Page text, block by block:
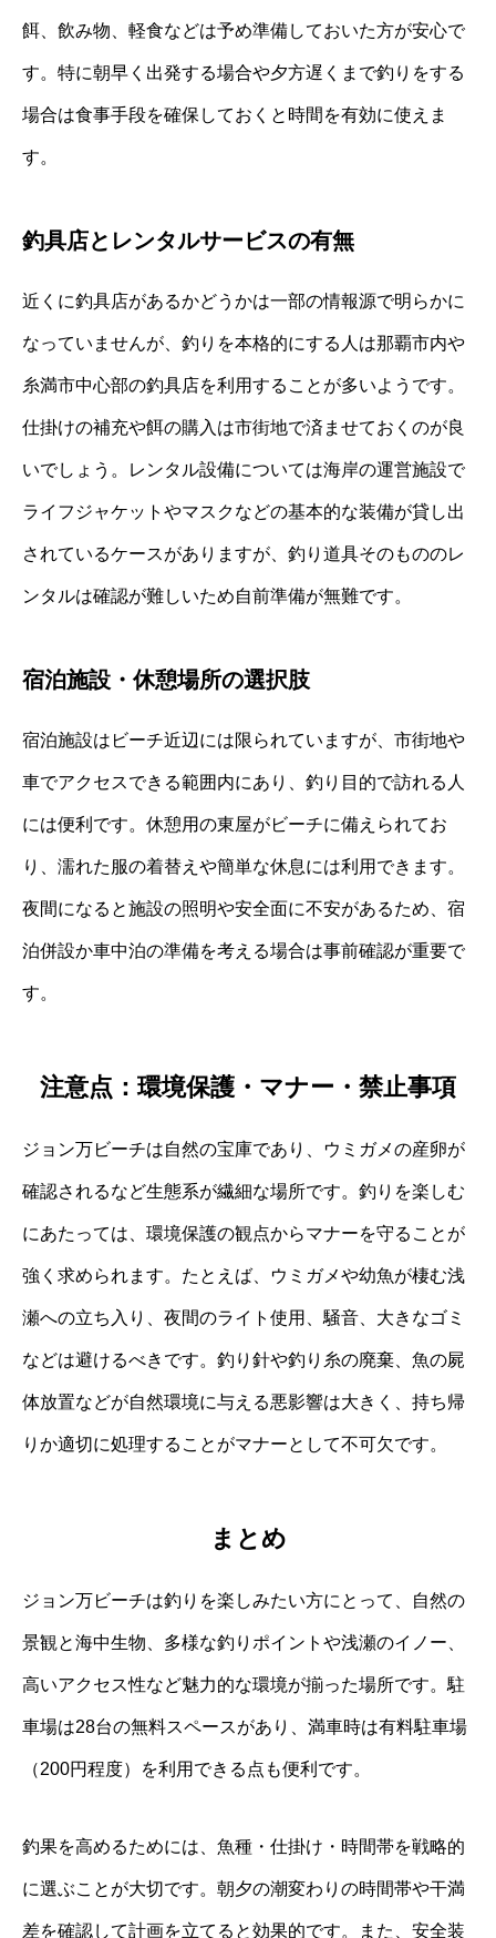
餌、飲み物、軽食などは予め準備しておいた方が安心で
す。特に朝早く出発する場合や夕方遅くまで釣りをする
場合は食事手段を確保しておくと時間を有効に使えま
す。
釣具店とレンタルサービスの有無
近くに釣具店があるかどうかは一部の情報源で明らかに
なっていませんが、釣りを本格的にする人は那覇市内や
糸満市中心部の釣具店を利用することが多いようです。
仕掛けの補充や餌の購入は市街地で済ませておくのが良
いでしょう。レンタル設備については海岸の運営施設で
ライフジャケットやマスクなどの基本的な装備が貸し出
されているケースがありますが、釣り道具そのもののレ
ンタルは確認が難しいため自前準備が無難です。
宿泊施設・休憩場所の選択肢
宿泊施設はビーチ近辺には限られていますが、市街地や
車でアクセスできる範囲内にあり、釣り目的で訪れる人
には便利です。休憩用の東屋がビーチに備えられてお
り、濡れた服の着替えや簡単な休息には利用できます。
夜間になると施設の照明や安全面に不安があるため、宿
泊併設か車中泊の準備を考える場合は事前確認が重要で
す。
注意点：環境保護・マナー・禁止事項
ジョン万ビーチは自然の宝庫であり、ウミガメの産卵が
確認されるなど生態系が繊細な場所です。釣りを楽しむ
にあたっては、環境保護の観点からマナーを守ることが
強く求められます。たとえば、ウミガメや幼魚が棲む浅
瀬への立ち入り、夜間のライト使用、騒音、大きなゴミ
などは避けるべきです。釣り針や釣り糸の廃棄、魚の屍
体放置などが自然環境に与える悪影響は大きく、持ち帰
りか適切に処理することがマナーとして不可欠です。
まとめ
ジョン万ビーチは釣りを楽しみたい方にとって、自然の
景観と海中生物、多様な釣りポイントや浅瀬のイノー、
高いアクセス性など魅力的な環境が揃った場所です。駐
車場は28台の無料スペースがあり、満車時は有料駐車場
（200円程度）を利用できる点も便利です。
釣果を高めるためには、魚種・仕掛け・時間帯を戦略的
に選ぶことが大切です。朝夕の潮変わりの時間帯や干満
差を確認して計画を立てると効果的です。また、安全装